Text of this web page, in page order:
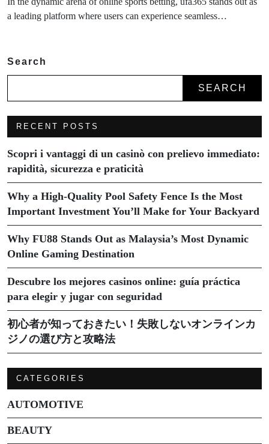
a leading platform where users can experience seamless…
Search
SEARCH
RECENT POSTS
Scopri i vantaggi di un casinò con prelievo immediato:
rapidità, sicurezza e praticità
Why a High-Quality Pool Safety Fence Is the Most
Important Investment You’ll Make for Your Backyard
Why FU88 Stands Out as Malaysia’s Most Dynamic
Online Gaming Destination
Descubre los mejores casinos online: guía práctica
para elegir y jugar con seguridad
初心者が知っておきたい！失敗しないオンラインカ
ジノの選び方と攻略法
CATEGORIES
AUTOMOTIVE
BEAUTY